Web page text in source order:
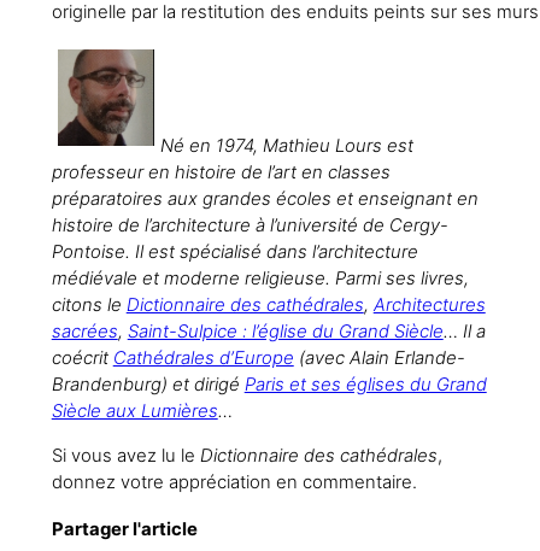
originelle par la restitution des enduits peints sur ses
Né en 1974, Mathieu Lours est
professeur en histoire de l’art en classes
préparatoires aux grandes écoles et enseignant en
histoire de l’architecture à l’université de Cergy-
Pontoise. Il est spécialisé dans l’architecture
médiévale et moderne religieuse. Parmi ses livres,
citons le Dictionnaire des cathédrales, Architectures
sacrées, Saint-Sulpice : l’église du Grand Siècle… Il a
coécrit Cathédrales d’Europe (avec Alain Erlande-
Brandenburg) et dirigé Paris et ses églises du Grand
Siècle aux Lumières…
Si vous avez lu le Dictionnaire des cathédrales,
donnez votre appréciation en commentaire.
Partager l'article